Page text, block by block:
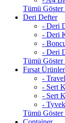
Tümü
Deri Defter
- Deri
- Deri
-
- Deri
Tümü
Fırsat
-
- Sert
- Sert
-
Tümü Göster